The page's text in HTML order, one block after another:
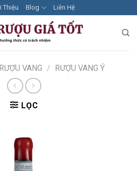
Thiệu Blog Liên Hệ
RƯỢU VANG / RƯỢU VANG Ý
LỌC